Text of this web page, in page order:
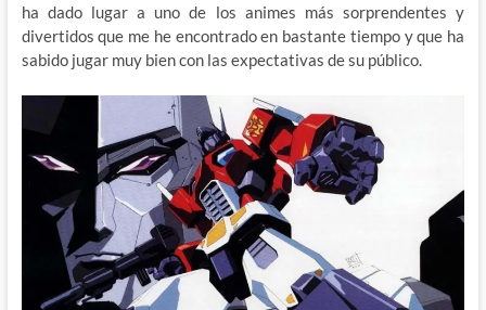
ha dado lugar a uno de los animes más sorprendentes y
divertidos que me he encontrado en bastante tiempo y que ha
sabido jugar muy bien con las expectativas de su público.